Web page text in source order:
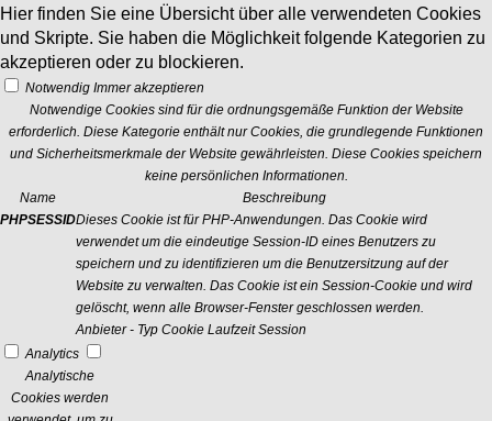
Hier finden Sie eine Übersicht über alle verwendeten Cookies
und Skripte. Sie haben die Möglichkeit folgende Kategorien zu
akzeptieren oder zu blockieren.
Notwendig Immer akzeptieren
Notwendige Cookies sind für die ordnungsgemäße Funktion der Website
erforderlich. Diese Kategorie enthält nur Cookies, die grundlegende Funktionen
und Sicherheitsmerkmale der Website gewährleisten. Diese Cookies speichern
keine persönlichen Informationen.
Name
Beschreibung
PHPSESSIDDieses Cookie ist für PHP-Anwendungen. Das Cookie wird
verwendet um die eindeutige Session-ID eines Benutzers zu
speichern und zu identifizieren um die Benutzersitzung auf der
Website zu verwalten. Das Cookie ist ein Session-Cookie und wird
gelöscht, wenn alle Browser-Fenster geschlossen werden.
Anbieter - Typ Cookie Laufzeit Session
Analytics
Analytische
Cookies werden